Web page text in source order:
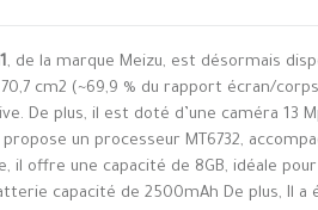
, de la marque Meizu, est désormais
70,7 cm2 (~69,9 % du rapport écran/
De plus, il est doté d’une caméra 13
propose un processeur MT6732,
il offre une capacité de 8GB, idéale
capacité de 2500mAh De plus, Il a